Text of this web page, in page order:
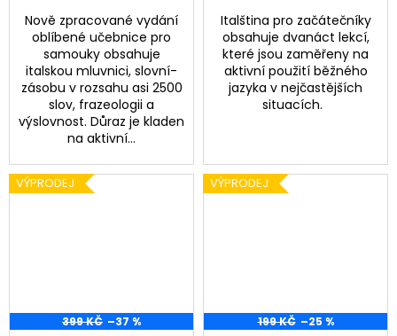
Nově zpracované vydání
oblíbené učebnice pro
samouky obsahuje
italskou mluvnici, slovní­
zásobu v rozsahu asi 2500
slov, frazeologii a
výslovnost. Důraz je kladen
na aktivní­...
Italština pro začátečníky
obsahuje dvanáct lekcí,
které jsou zaměřeny na
aktivní použití běžného
jazyka v nejčastějších
situacích.
VÝPRODEJ
399 KČ –37 %
VÝPRODEJ
199 KČ –25 %
e
ŠPANĚLŠTINA
(NEJEN)
PRO
SAMOUKY
199
Původně:
499
Kč